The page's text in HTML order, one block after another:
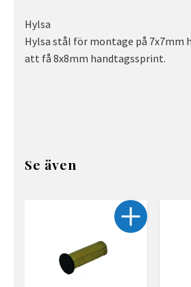
Hylsa
Hylsa stål för montage på 7x7mm
att få 8x8mm handtagssprint.
Se även